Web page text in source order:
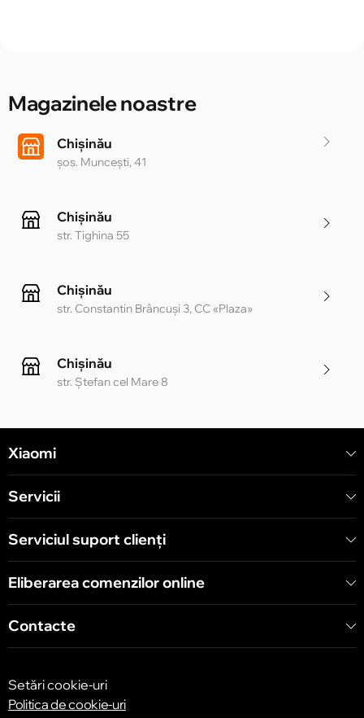
Magazinele noastre
Chișinău
șos. Muncești, 41
Chișinău
str. Tighina 55
Chișinău
str. Constantin Brâncuși 3, CC «Plaza»
Chișinău
str. Ștefan cel Mare 8
Chișinău
str. Arborilor 21, CC «Shopping MallDova»
Xiaomi
Servicii
Serviciul suport clienţi
Eliberarea comenzilor online
Contacte
Setări cookie-uri
Politica de cookie-uri